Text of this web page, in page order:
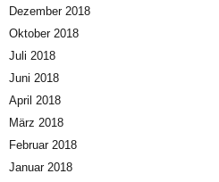
Dezember 2018
Oktober 2018
Juli 2018
Juni 2018
April 2018
März 2018
Februar 2018
Januar 2018